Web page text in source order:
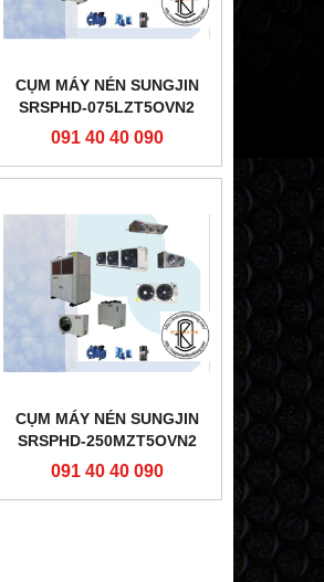
CỤM MÁY NÉN SUNGJIN
SRSPHD-075LZT5OVN2
091 40 40 090
CỤM MÁY NÉN SUNGJIN
SRSPHD-250MZT5OVN2
091 40 40 090